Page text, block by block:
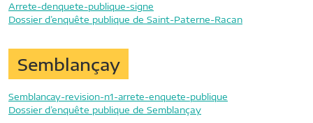
Arrete-denquete-publique-signe
Dossier d’enquête publique de Saint-Paterne-Racan
Semblançay
Semblancay-revision-n1-arrete-enquete-publique
Dossier d’enquête publique de Semblançay